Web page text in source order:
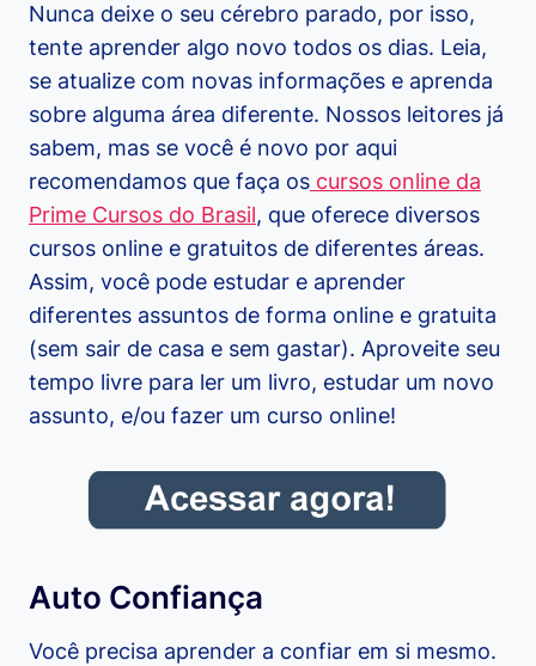
Nunca deixe o seu cérebro parado, por isso,
tente aprender algo novo todos os dias. Leia,
se atualize com novas informações e aprenda
sobre alguma área diferente. Nossos leitores já
sabem, mas se você é novo por aqui
recomendamos que faça os cursos online da
Prime Cursos do Brasil, que oferece diversos
cursos online e gratuitos de diferentes áreas.
Assim, você pode estudar e aprender
diferentes assuntos de forma online e gratuita
(sem sair de casa e sem gastar). Aproveite seu
tempo livre para ler um livro, estudar um novo
assunto, e/ou fazer um curso online!
Auto Confiança
Você precisa aprender a confiar em si mesmo.